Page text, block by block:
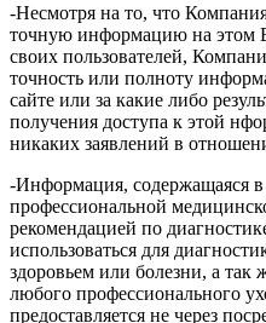
-Несмотря на то, что Компания
точную информацию на этом
своих пользователей,
точность или полноту
сайте или за какие либо
получения доступа к этой
никаких заявлений в
-Информация, содержащаяся в
профессиональной
рекомендацией по
использоваться для
здоровьем или болезни, а так
любого профессионального
предоставляется не через